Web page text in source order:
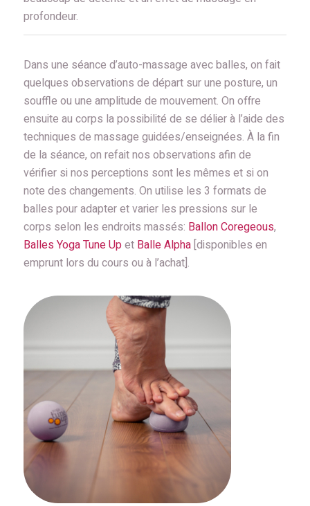
profondeur.
Dans une séance d’auto-massage avec balles, on fait
quelques observations de départ sur une posture, un
souffle ou une amplitude de mouvement. On offre
ensuite au corps la possibilité de se délier à l’aide des
techniques de massage guidées/enseignées. À la fin
de la séance, on refait nos observations afin de
vérifier si nos perceptions sont les mêmes et si on
note des changements. On utilise les 3 formats de
balles pour adapter et varier les pressions sur le
corps selon les endroits massés: Ballon Coregeous,
Balles Yoga Tune Upet Balle Alpha[disponibles en
emprunt lors du cours ou à l’achat].